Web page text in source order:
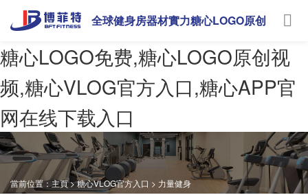
糖心LOGO免费,糖心LOGO原创视
频,糖心VLOG官方入口,糖心APP官
网在线下载入口
全球健身房器材實力糖心LOGO原创
當前位置：主頁>糖心VLOG官方入口 > 力量健身